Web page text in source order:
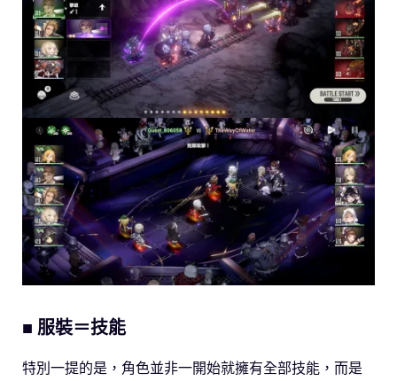
■ 服裝＝技能
特別一提的是，角色並非一開始就擁有全部技能，而是